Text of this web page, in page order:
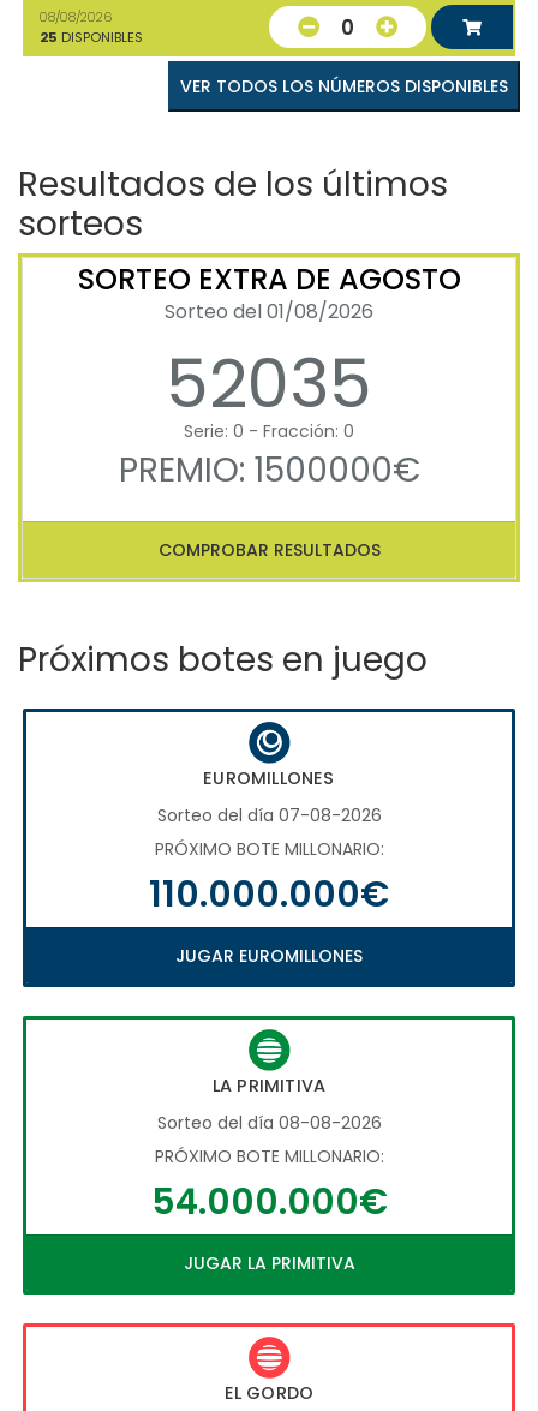
08/08/2026
25 DISPONIBLES 0
VER TODOS LOS NÚMEROS DISPONIBLES
Resultados de los últimos
sorteos
SORTEO EXTRA DE AGOSTO
Sorteo del 01/08/2026
52035
Serie: 0 - Fracción: 0
PREMIO: 1500000€
COMPROBAR RESULTADOS
Próximos botes en juego
EUROMILLONES
Sorteo del día 07-08-2026
PRÓXIMO BOTE MILLONARIO:
110.000.000€
JUGAR EUROMILLONES
LA PRIMITIVA
Sorteo del día 08-08-2026
PRÓXIMO BOTE MILLONARIO:
54.000.000€
JUGAR LA PRIMITIVA
EL GORDO